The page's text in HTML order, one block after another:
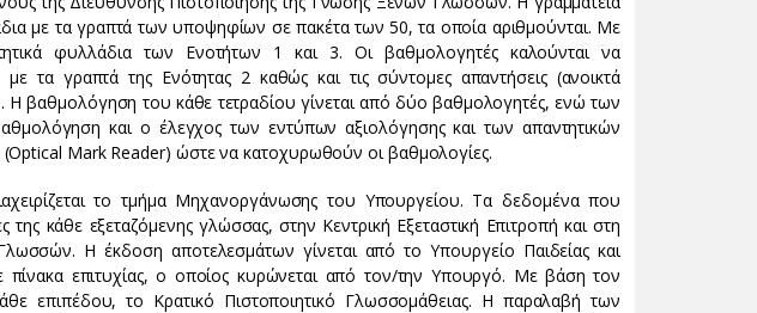
με τα γραπτά των υποψηφίων σε πακέτα των 50, τα οποία αριθμούνται. Με
φυλλάδια των Ενοτήτων 1 και 3. Οι βαθμολογητές καλούνται να
τα γραπτά της Ενότητας 2 καθώς και τις σύντομες απαντήσεις (ανοικτά
βαθμολόγηση του κάθε τετραδίου γίνεται από δύο βαθμολογητές, ενώ των
και ο έλεγχος των εντύπων αξιολόγησης και των απαντητικών
Mark Reader) ώστε να κατοχυρωθούν οι βαθμολογίες.
το τμήμα Μηχανοργάνωσης του Υπουργείου. Τα δεδομένα που
της κάθε εξεταζόμενης γλώσσας, στην Κεντρική Εξεταστική Επιτροπή και στη
Η έκδοση αποτελεσμάτων γίνεται από το Υπουργείο Παιδείας και
πίνακα επιτυχίας, ο οποίος κυρώνεται από τον/την Υπουργό. Με βάση τον
επιπέδου, το Κρατικό Πιστοποιητικό Γλωσσομάθειας. Η παραλαβή των